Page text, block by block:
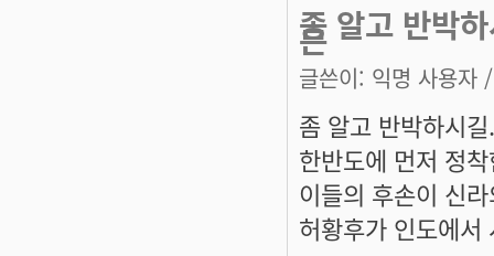
좀 알고 반박
은
글쓴이: 익명 사용자
좀 알고 반박하시길.
한반도에 먼저 정
이들의 후손이 신
허황후가 인도에서